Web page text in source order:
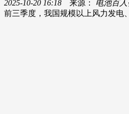
2025-10-20 16:18 来源： 电池百
前三季度，我国规模以上风力发电